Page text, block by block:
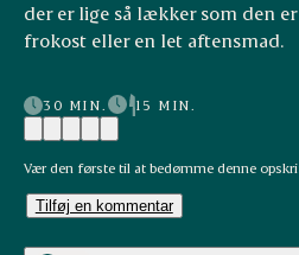
der er lige så lækker som den
frokost eller en let aftensmad.
30 MIN. 15 MIN.
Vær den første til at bedømme denne
Tilføj en kommentar